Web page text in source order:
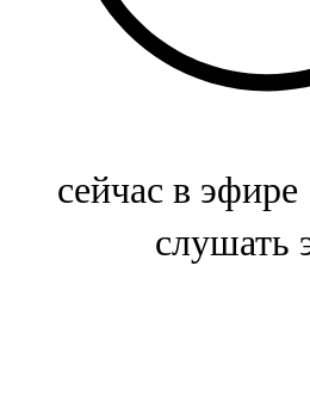
107,5 FM
Биләр
Болгар
сейчас в эфире
слушать